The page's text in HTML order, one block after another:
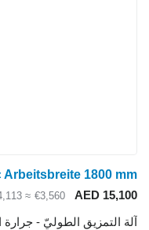
Arbeitsbreite
AED
€3,560
≈ $4,113
الطوليّ - جرارة التقطيع